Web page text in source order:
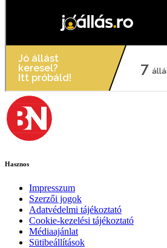
Hasznos
Impresszum
Szerzői jogok
Adatvédelmi tájékoztató
Cookie-kezelési tájékoztató
Médiaajánlat
Sütibeállítások